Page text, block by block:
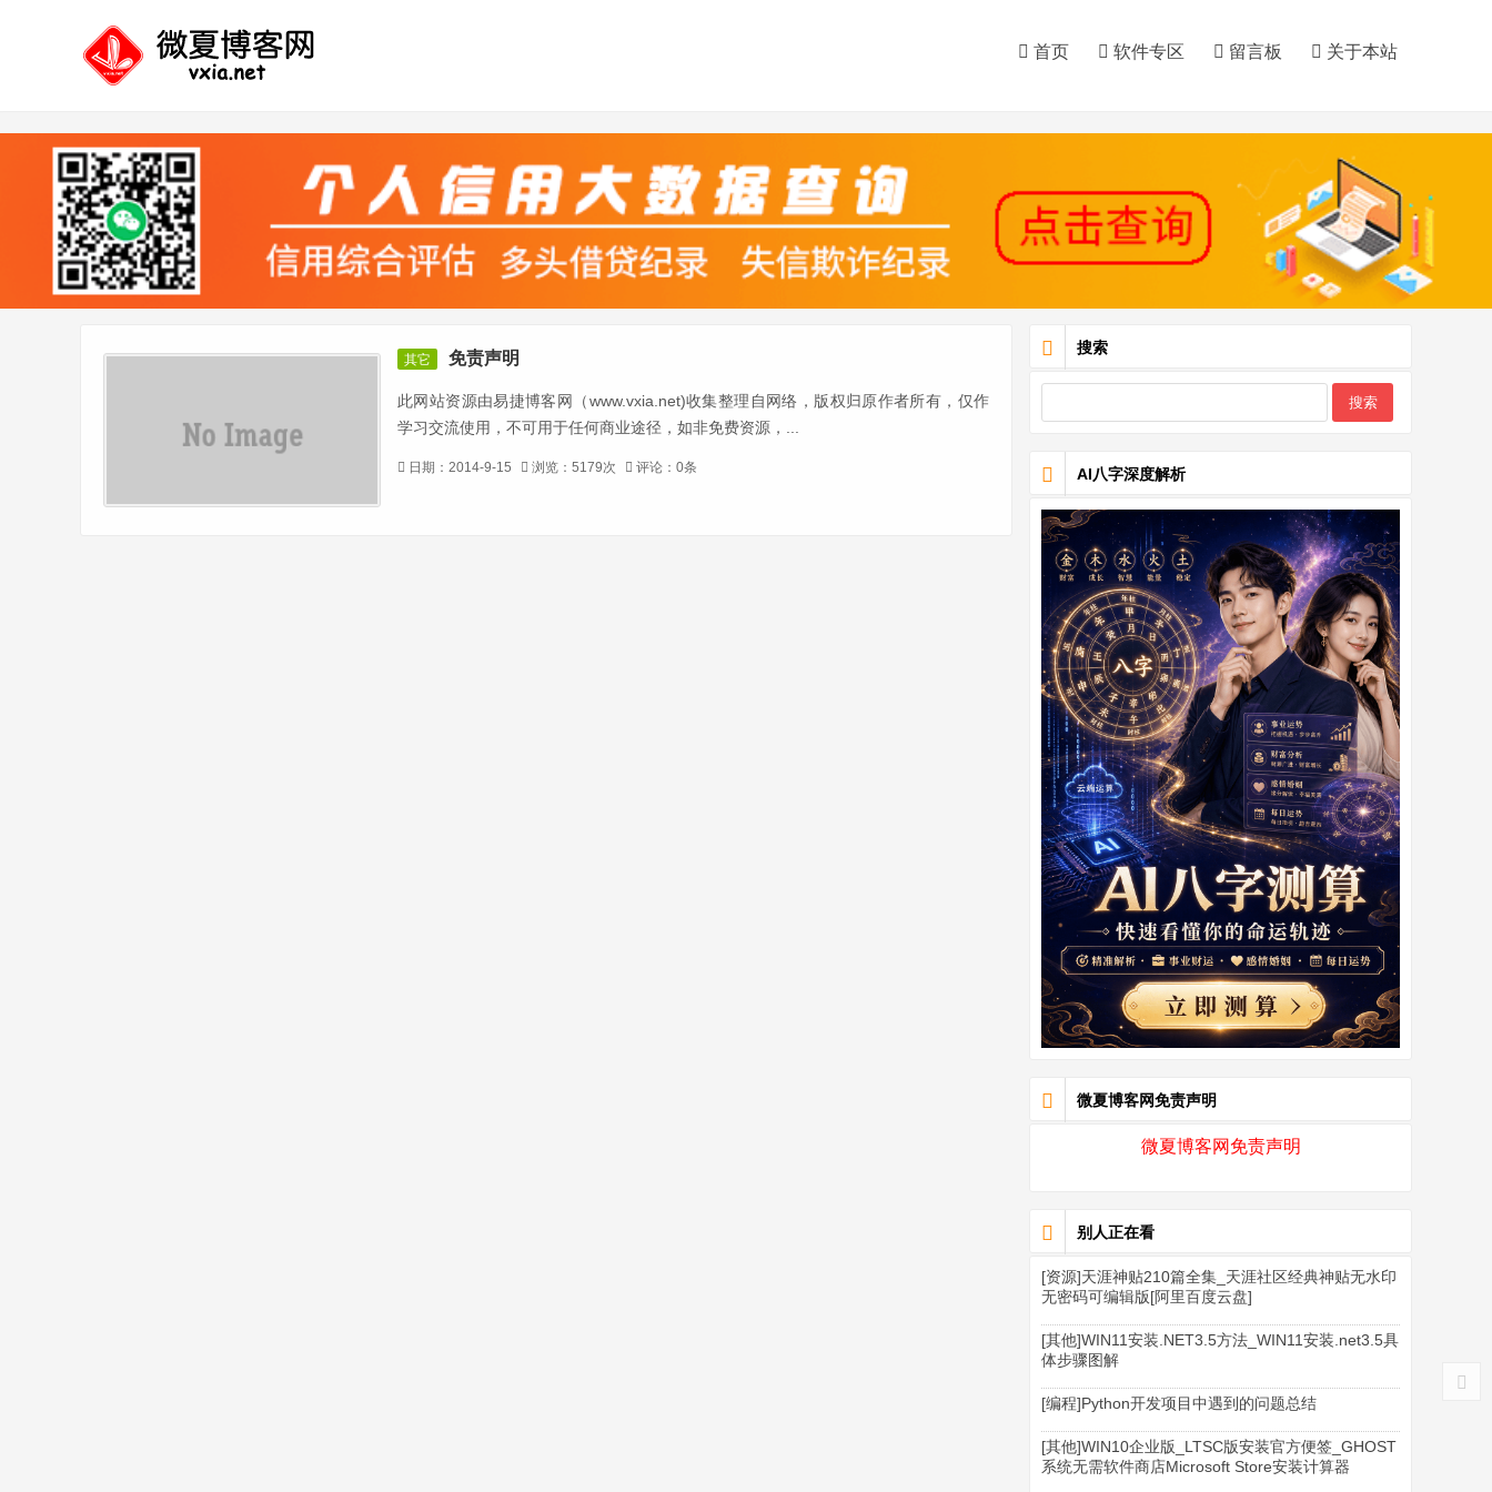
首页 软件专区 留言板 关于本站
其它 免责声明
此网站资源由易捷博客网（www.vxia.net)收集整理自网络，版权归原作者所有，仅作
学习交流使用，不可用于任何商业途径，如非免费资源，...
日期：2014-9-15 浏览：5179次 评论：0条
搜索
AI八字深度解析
微夏博客网免责声明
微夏博客网免责声明
别人正在看
[资源]天涯神贴210篇全集_天涯社区经典神贴无水印
无密码可编辑版[阿里百度云盘]
[其他]WIN11安装.NET3.5方法_WIN11安装.net3.5具
体步骤图解
[编程]Python开发项目中遇到的问题总结
[其他]WIN10企业版_LTSC版安装官方便签_GHOST
系统无需软件商店Microsoft Store安装计算器